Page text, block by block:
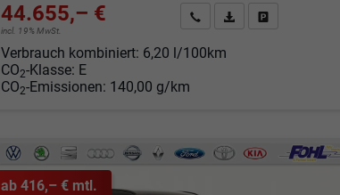
44.655,– €
incl. 19% MwSt.
Angebot anfordern
Fahrzeugexpose (PDF)
Verbrauch kombiniert: 6,20 l/100km
CO2-Klasse: E
CO2-Emissionen: 140,00 g/km
ab 416,– € mtl.